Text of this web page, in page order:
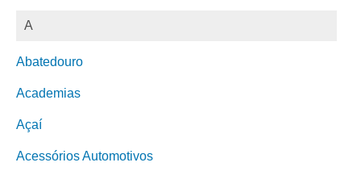
A
Abatedouro
Academias
Açaí
Acessórios Automotivos